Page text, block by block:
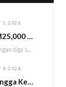
5, 2026
Lelaki Dakwa Rugi RM25,000 Akibat Hutang Kutu, Polis Siasat Kaitan Dengan Kehilangan Tiga Beranak
Siasatan berhubung kehilangan tiga sekeluarga di Bukit Kayu Hitam kini memasuki perkembangan baharu apabila polis…
4, 2026
Dikejar Anjing Liar Hingga Kemalangan, Mekanik Berdepan Risiko Kecederaan Otak Kekal